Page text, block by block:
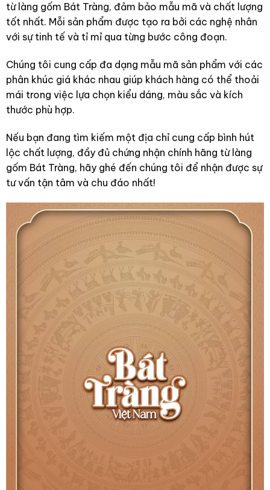
từ làng gốm Bát Tràng, đảm bảo mẫu mã và chất lượng
tốt nhất. Mỗi sản phẩm được tạo ra bởi các nghệ nhân
với sự tinh tế và tỉ mỉ qua từng bước công đoạn.
Chúng tôi cung cấp đa dạng mẫu mã sản phẩm với các
phân khúc giá khác nhau giúp khách hàng có thể thoải
mái trong việc lựa chọn kiểu dáng, màu sắc và kích
thước phù hợp.
Nếu bạn đang tìm kiếm một địa chỉ cung cấp bình hút
lộc chất lượng, đầy đủ chứng nhận chính hãng từ làng
gốm Bát Tràng, hãy ghé đến chúng tôi để nhận được sự
tư vấn tận tâm và chu đáo nhất!